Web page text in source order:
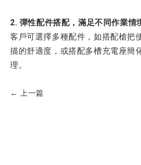
2. 彈性配件搭配，滿足不同作業情
客戶可選擇多種配件，如搭配槍把
描的舒適度，或搭配多槽充電座簡
理。
上一篇